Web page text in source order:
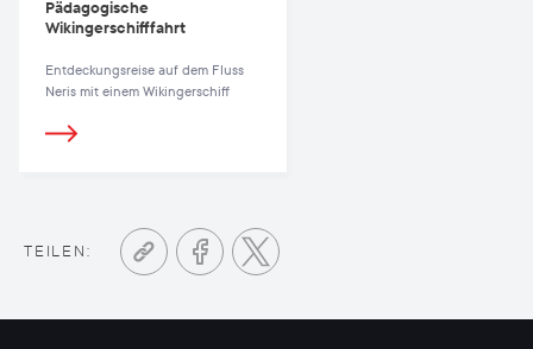
Pädagogische
Wikingerschifffahrt
Entdeckungsreise auf dem Fluss
Neris mit einem Wikingerschiff
TEILEN: